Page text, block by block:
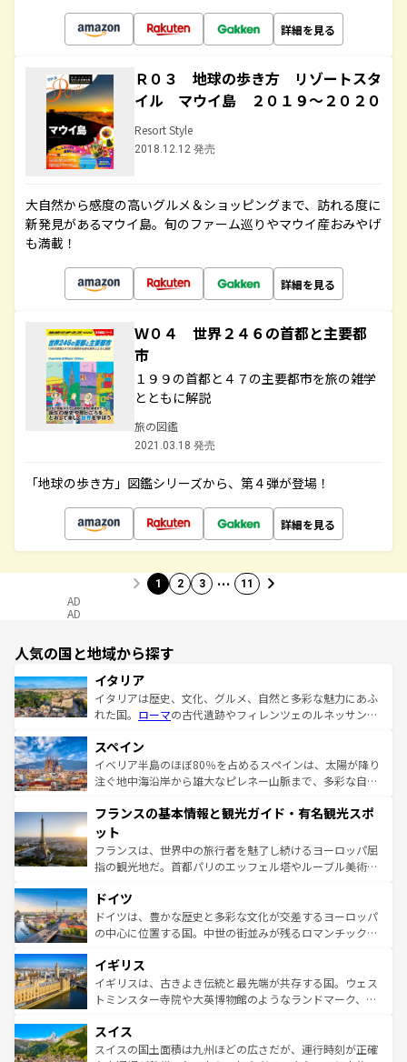
詳細を見る
Ｒ０３ 地球の歩き方 リゾートスタ
イル マウイ島 ２０１９～２０２０
Resort Style
2018.12.12 発売
大自然から感度の高いグルメ＆ショッピングまで、訪れる度に
新発見があるマウイ島。旬のファーム巡りやマウイ産おみやげ
も満載！
詳細を見る
Ｗ０４ 世界２４６の首都と主要都
市
１９９の首都と４７の主要都市を旅の雑学
とともに解説
旅の図鑑
2021.03.18 発売
「地球の歩き方」図鑑シリーズから、第４弾が登場！
詳細を見る
1 2 3 … 11
AD
AD
人気の国と地域から探す
イタリア
イタリアは歴史、文化、グルメ、自然と多彩な魅力にあふ
れた国。 ローマの古代遺跡やフィレンツェのルネッサンス
ろん、トスカーナの美しい田園風景やアマルフィ海岸の絶
景など、自然景観も見逃せない。観光の合間には、本場の
ピザやパスタなど、絶品のイタリア料理を堪能することも
ませてくれるイタリアで、忘れられない旅をしてみよう！
なお、新着のイタリア情報は
しい。
スペイン
イベリア半島のほぼ80％を占めるスペインは、太陽が降り
注ぐ地中海沿岸から雄大なピレネー山脈まで、多彩な自然
文化が根付くこの国では、情熱的なフラメンコ、熱気あふ
れる闘牛、そして美味しいタパスが生活の一部となってい
る。首都マドリードの洗練された雰囲気や、バルセロナの
アートに溢れた街角から、地方では古代ローマ遺跡や中世
せる。地方によって風土や気候が異なるスペインはその個
性で訪れる人を魅了する。 なお、新着のスペイン情報は コ
ンテンツ一覧を参照してほしい。
フランスの基本情報と観光ガイド・有名観光スポ
ット
フランスは、世界中の旅行者を魅了し続けるヨーロッパ屈
指の観光地だ。首都パリのエッフェル塔やルーブル美術館
で、幅広い魅力が詰まっている。華麗な宮殿、歴史的な大
聖堂、美しいビーチ、そして豊かな自然が、訪れる者を心
から魅了する。また、フランスは美食の国としても知ら
いる。シャンパンの発祥地であるランス、プロヴァンスの
香り高いラベンダー畑など、多彩な楽しみ方が可能だ。さ
らに、パリ以外の地域にも魅力が溢れており、どの街角に
れる地方に足を運ぶとそれぞれで全く異なる文化を体験で
きるだろう。 なお、新着のフランス情報はコンテンツ一覧
ドイツ
ドイツは、豊かな歴史と多彩な文化が交差するヨーロッパ
の中心に位置する国。中世の街並みが残るロマンチック街
顔を持つこの国は、どこを歩いても飽きることがない。ベ
ルリンの文化的活気、バイエルン州のアルプスの絶景、そ
してライン川沿いのワイン畑といった風景は必見。ビール
は、お酒好きな人にはぜひ体験してほしい。 なお、新着の
ドイツ情報はコンテンツ一覧を参照してほしい。
イギリス
イギリスは、古きよき伝統と最先端が共存する国。ウェス
トミンスター寺院や大英博物館のようなランドマーク、歴
リアごとに異なる魅力がある。また、優雅なアフタヌーン
ティー、ビール好きにはたまらない英国パブ、サッカー観
スイス
スイスの国土面積は九州ほどの広さだが、運行時刻が正確